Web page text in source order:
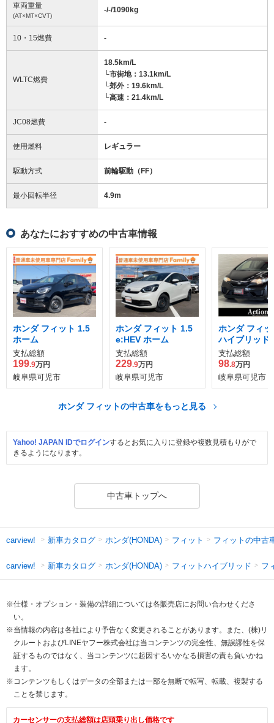
車両重量
(AT×MT×CVT)
-/-/1090kg
10・15燃費 -
WLTC燃費
18.5km/L
└市街地：13.1km/L
└郊外：19.6km/L
└高速：21.4km/L
JC08燃費 -
使用燃料 レギュラー
駆動方式 前輪駆動（FF）
最小回転半径 4.9m
あなたにおすすめの中古車情報
ホンダ フィット 1.5
ホーム
支払総額
199.9万円
岐阜県可児市
ホンダ フィット 1.5
e:HEV ホーム
支払総額
229.9万円
岐阜県可児市
ホンダ フィ
ハイブリッド
ケージ
支払総額
98.8万円
岐阜県可児市
ホンダ フィットの中古車をもっと見る
Yahoo! JAPAN IDでログインするとお気に入りに登録や複数見積もりがで
きるようになります。
中古車トップへ
carview! 新車カタログ ホンダ(HONDA) フィット フィットの中古
carview! 新車カタログ ホンダ(HONDA) フィットハイブリッド フ
※仕様・オプション・装備の詳細については各販売店にお問い合わせくださ
い。
※当情報の内容は各社により予告なく変更されることがあります。また、(株)リ
クルートおよびLINEヤフー株式会社は当コンテンツの完全性、無誤謬性を保
証するものではなく、当コンテンツに起因するいかなる損害の責も負いかね
ます。
※コンテンツもしくはデータの全部または一部を無断で転写、転載、複製する
ことを禁じます。
カーセンサーの支払総額は店頭乗り出し価格です